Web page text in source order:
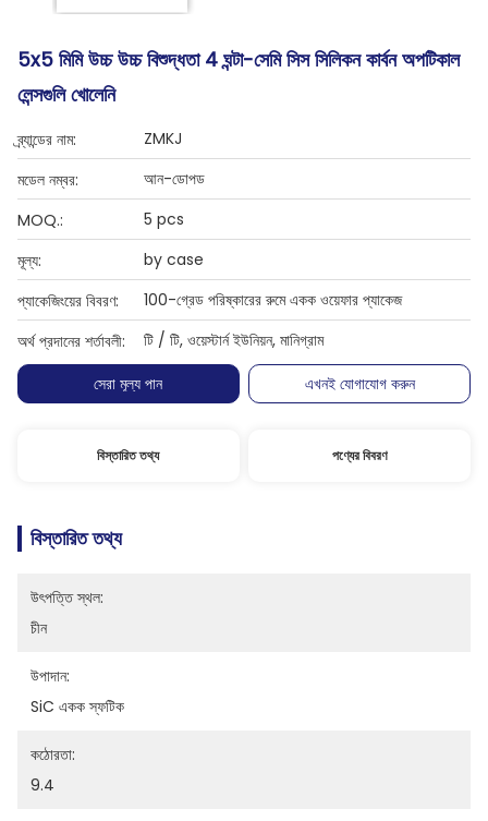
5x5 মিমি উচ্চ উচ্চ বিশুদ্ধতা 4 ঘন্টা-সেমি সিস সিলিকন কার্বন অপটিকাল
লেন্সগুলি খোলেনি
ব্র্যান্ডের নাম:
ZMKJ
মডেল নম্বর:
আন-ডোপড
MOQ.:
5 pcs
মূল্য:
by case
প্যাকেজিংয়ের বিবরণ:
100-গ্রেড পরিষ্কারের রুমে একক ওয়েফার প্যাকেজ
অর্থ প্রদানের শর্তাবলী:
টি / টি, ওয়েস্টার্ন ইউনিয়ন, মানিগ্রাম
সেরা মূল্য পান
এখনই যোগাযোগ করুন
বিস্তারিত তথ্য পণ্যের বিবরণ
বিস্তারিত তথ্য
উৎপত্তি স্থল:
চীন
উপাদান:
SiC একক স্ফটিক
কঠোরতা:
9.4